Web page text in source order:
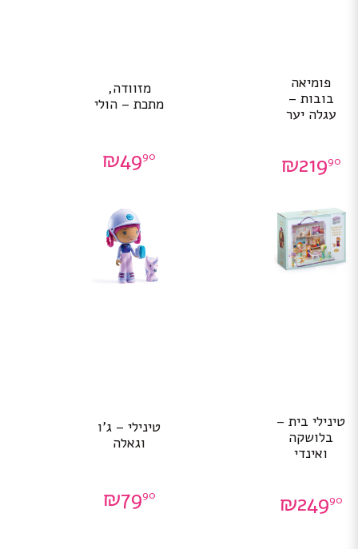
פומיאה
בובות –
עגלה יער
₪21990
מזוודה,
מתכת – הולי
₪4990
טינילי בית –
בלושקה
ואינדי
₪24990
טינילי – ג’ו
וגאלה
₪7990